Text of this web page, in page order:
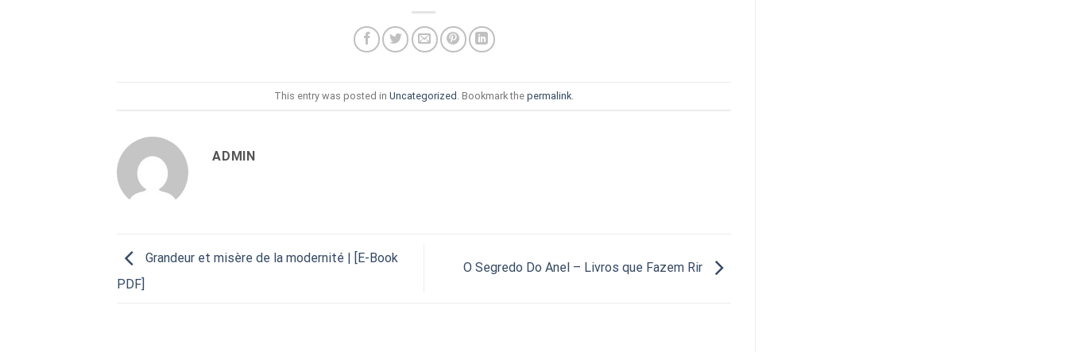
This entry was posted in Uncategorized . Bookmark the permalink.
ADMIN
Grandeur et misère de la modernité | [E-Book
PDF]
O Segredo Do Anel – Livros que Fazem Rir